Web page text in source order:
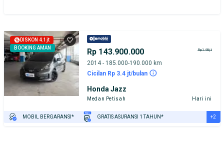
DISKON 4.1jt
BOOKING AMAN
Rp 143.900.000 Rp148jt
2014 - 185.000-190.000 km
Cicilan Rp 3.4 jt/bulan
Honda Jazz
Medan Petisah Hari ini
MOBIL BERGARANSI* GRATIS ASURANSI 1 TAHUN* +2